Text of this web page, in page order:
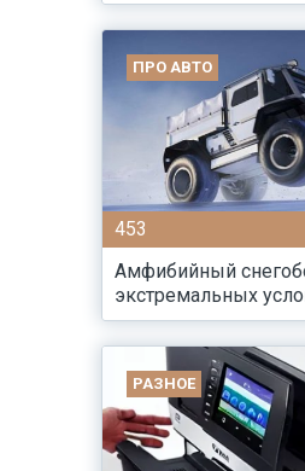
ПРО АВТО
453
Амфибийный
экстремальных
РАЗНОЕ